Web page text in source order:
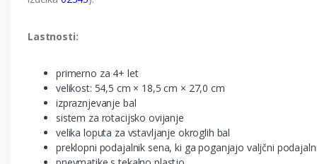
Lastnosti:
primerno za 4+ let
velikost: 54,5 cm × 18,5 cm × 27,0 cm
izpraznjevanje bal
sistem za rotacijsko ovijanje
velika loputa za vstavljanje okroglih bal
preklopni podajalnik sena, ki ga poganjajo valjčni